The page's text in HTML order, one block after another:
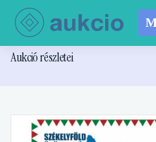
Aukció részletei